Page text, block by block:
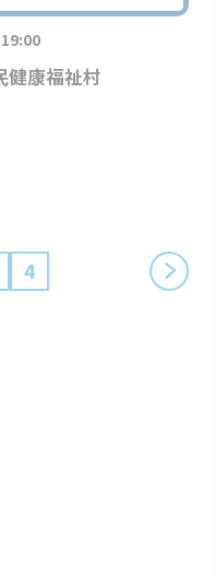
健康福祉村
4